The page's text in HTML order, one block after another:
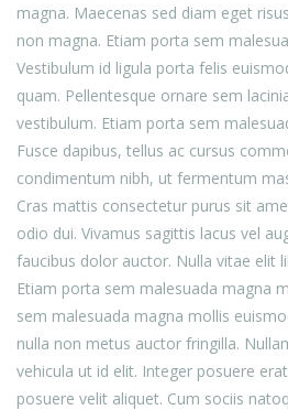
magna. Maecenas sed diam eget
non magna. Etiam porta sem
Vestibulum id ligula porta felis
quam. Pellentesque ornare sem
vestibulum. Etiam porta sem
Fusce dapibus, tellus ac cursus
condimentum nibh, ut fermentum
Cras mattis consectetur purus sit
odio dui. Vivamus sagittis lacus vel
faucibus dolor auctor. Nulla vitae elit
Etiam porta sem malesuada magna
sem malesuada magna mollis
nulla non metus auctor fringilla.
vehicula ut id elit. Integer posuere
posuere velit aliquet. Cum sociis